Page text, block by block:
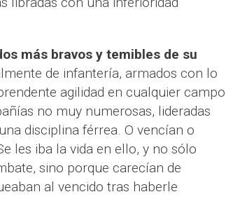
más bravos y temibles de su
de infantería, armados con lo
agilidad en cualquier campo
no muy numerosas, lideradas
disciplina férrea. O vencían o
les iba la vida en ello, y no sólo
sino porque carecían de
al vencido tras haberle